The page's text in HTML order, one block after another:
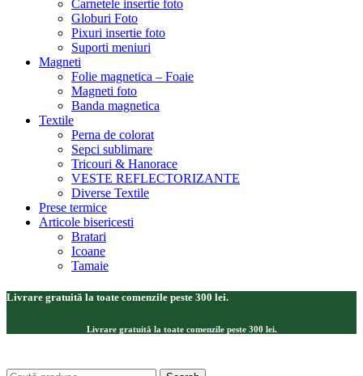
Carnetele insertie foto
Globuri Foto
Pixuri insertie foto
Suporti meniuri
Magneti
Folie magnetica – Foaie
Magneti foto
Banda magnetica
Textile
Perna de colorat
Sepci sublimare
Tricouri & Hanorace
VESTE REFLECTORIZANTE
Diverse Textile
Prese termice
Articole bisericesti
Bratari
Icoane
Tamaie
Livrare gratuită la toate comenzile peste 300 lei.
Livrare gratuită la toate comenzile peste 300 lei.